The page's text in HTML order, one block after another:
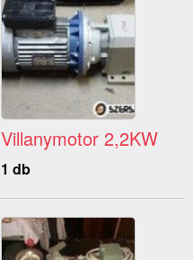
Villanymotor 2,2KW
1 db